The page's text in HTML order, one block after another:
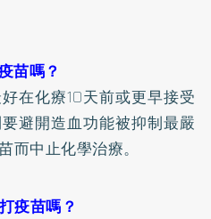
苗嗎？
在化療10天前或更早接受
避開造血功能被抑制最嚴
而中止化學治療。
疫苗嗎？